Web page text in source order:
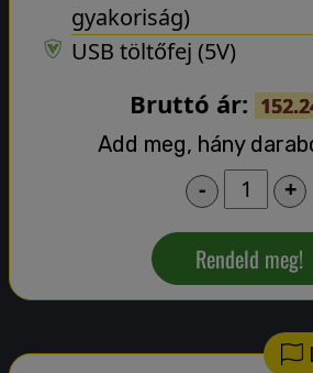
gyakoriság)
USB töltőfej (5V)
Bruttó ár:
Add meg, hány
- +
Rendeld meg!